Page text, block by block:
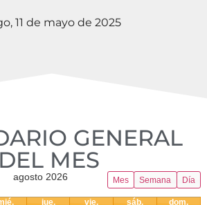
11 de mayo de 2025
GENERAL
DEL MES​
Mes Semana Día
agosto 2026
jue. vie. sáb.
dom.